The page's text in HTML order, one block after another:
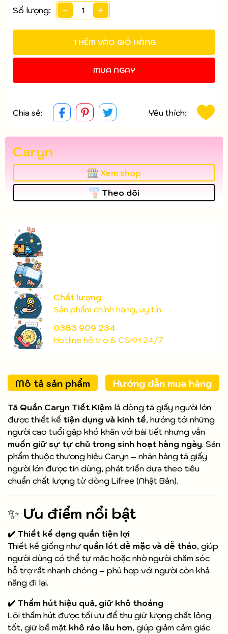
Số lượng:
THÊM VÀO GIỎ HÀNG
MUA NGAY
Chia sẻ: Yêu thích:
Caryn
Xem shop
Theo dõi
Chất lượng
Sản phẩm chính hãng, uy tín
0383 909 234
Hotline hỗ trợ & CSKH 24/7
Mô tả sản phẩm Hướng dẫn mua hàng
Tã Quần Caryn Tiết Kiệm là dòng tã giấy người lớn
được thiết kế tiện dụng và kinh tế, hướng tới những
người cao tuổi gặp khó khăn với bài tiết nhưng vẫn
muốn giữ sự tự chủ trong sinh hoạt hàng ngày. Sản
phẩm thuộc thương hiệu Caryn – nhãn hàng tã giấy
người lớn được tin dùng, phát triển dựa theo tiêu
chuẩn chất lượng từ dòng Lifree (Nhật Bản).
✨ Ưu điểm nổi bật
✔️ Thiết kế dạng quần tiện lợi
Thiết kế giống như quần lót dễ mặc và dễ tháo, giúp
người dùng có thể tự mặc hoặc nhờ người chăm sóc
hỗ trợ rất nhanh chóng – phù hợp với người còn khả
năng đi lại.
✔️ Thấm hút hiệu quả, giữ khô thoáng
Lõi thấm hút được tối ưu để thu giữ lượng chất lỏng
tốt, giữ bề mặt khô ráo lâu hơn, giúp giảm cảm giác